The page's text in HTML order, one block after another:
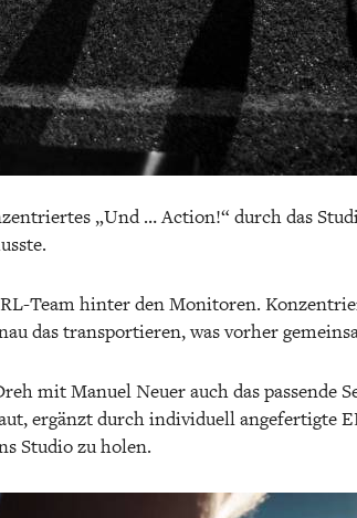
„Und … Action!“ durch das
Team hinter den Monitoren.
das transportieren, was vorher
mit Manuel Neuer auch das passende
ergänzt durch individuell angefertigte
Studio zu holen.